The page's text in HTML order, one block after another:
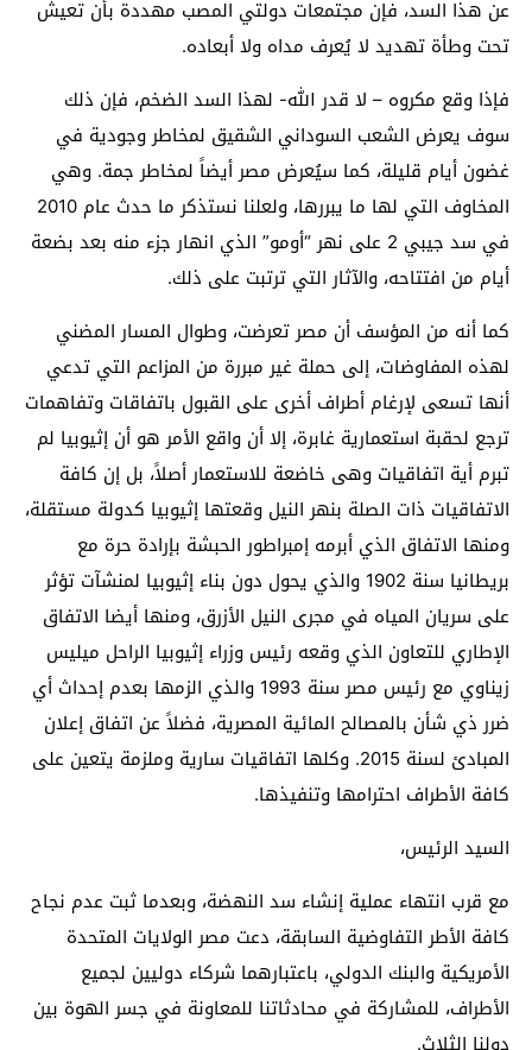
عن هذا السد، فإن مجتمعات دولتي المصب مهددة بأن تعيش
تحت وطأة تهديد لا يُعرف مداه ولا أبعاده.
فإذا وقع مكروه – لا قدر الله- لهذا السد الضخم، فإن ذلك
سوف يعرض الشعب السوداني الشقيق لمخاطر وجودية في
غضون أيام قليلة، كما سيُعرض مصر أيضاً لمخاطر جمة. وهي
المخاوف التي لها ما يبررها، ولعلنا نستذكر ما حدث عام 2010
في سد جيبي 2 على نهر “أومو” الذي انهار جزء منه بعد بضعة
أيام من افتتاحه، والآثار التي ترتبت على ذلك.
كما أنه من المؤسف أن مصر تعرضت، وطوال المسار المضني
لهذه المفاوضات، إلى حملة غير مبررة من المزاعم التي تدعي
أنها تسعى لإرغام أطراف أخرى على القبول باتفاقات وتفاهمات
ترجع لحقبة استعمارية غابرة، إلا أن واقع الأمر هو أن إثيوبيا لم
تبرم أية اتفاقيات وهى خاضعة للاستعمار أصلاً، بل إن كافة
الاتفاقيات ذات الصلة بنهر النيل وقعتها إثيوبيا كدولة مستقلة،
ومنها الاتفاق الذي أبرمه إمبراطور الحبشة بإرادة حرة مع
بريطانيا سنة 1902 والذي يحول دون بناء إثيوبيا لمنشآت تؤثر
على سريان المياه في مجرى النيل الأزرق، ومنها أيضا الاتفاق
الإطاري للتعاون الذي وقعه رئيس وزراء إثيوبيا الراحل ميليس
زيناوي مع رئيس مصر سنة 1993 والذي الزمها بعدم إحداث أي
ضرر ذي شأن بالمصالح المائية المصرية، فضلاً عن اتفاق إعلان
المبادئ لسنة 2015. وكلها اتفاقيات سارية وملزمة يتعين على
كافة الأطراف احترامها وتنفيذها.
السيد الرئيس،
مع قرب انتهاء عملية إنشاء سد النهضة، وبعدما ثبت عدم نجاح
كافة الأطر التفاوضية السابقة، دعت مصر الولايات المتحدة
الأمريكية والبنك الدولي، باعتبارهما شركاء دوليين لجميع
الأطراف، للمشاركة في محادثاتنا للمعاونة في جسر الهوة بين